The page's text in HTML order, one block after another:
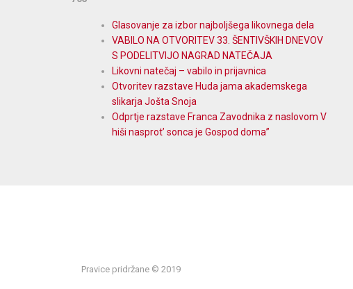
Glasovanje za izbor najboljšega likovnega dela
VABILO NA OTVORITEV 33. ŠENTIVŠKIH DNEVOV
S PODELITVIJO NAGRAD NATEČAJA
Likovni natečaj – vabilo in prijavnica
Otvoritev razstave Huda jama akademskega
slikarja Jošta Snoja
Odprtje razstave Franca Zavodnika z naslovom V
hiši nasprot’ sonca je Gospod doma”
Pravice pridržane © 2019